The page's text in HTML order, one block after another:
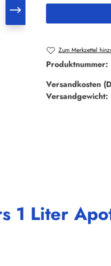
Zum Merkzettel
Produktnummer:
Versandkosten
Versandgewicht:
1 Liter